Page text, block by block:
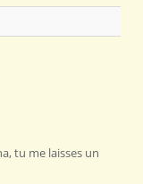
tu me laisses un